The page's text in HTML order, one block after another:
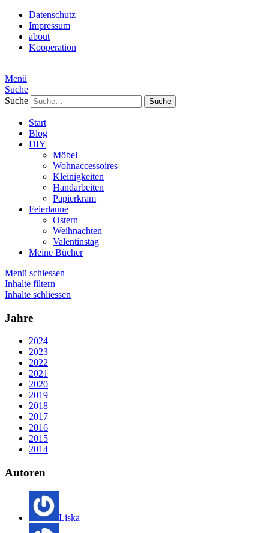
Datenschutz
Impressum
about
Kooperation
Menü
Suche
Suche
Start
Blog
DIY
Möbel
Wohnaccessoires
Kleinigkeiten
Handarbeiten
Papierkram
Feierlaune
Ostern
Weihnachten
Valentinstag
Meine Bücher
Menü schiessen
Inhalte filtern
Inhalte schliessen
Jahre
2024
2023
2022
2021
2020
2019
2018
2017
2016
2015
2014
Autoren
Liska